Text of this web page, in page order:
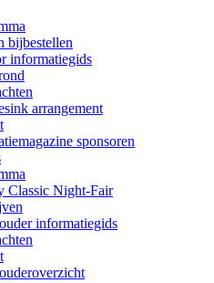
bijbestellen
informatiegids
arrangement
sponsoren
Classic Night-Fair
informatiegids